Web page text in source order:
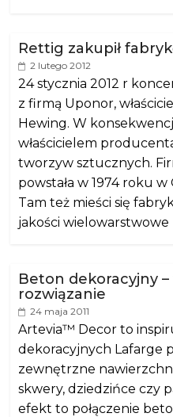
Rettig zakupił
2 lutego 2012
24 stycznia 2012 r
z firmą Uponor,
Hewing. W
właścicielem
tworzyw sztucznych.
powstała w 1974 roku
Tam też mieści się
jakości
Beton dekoracyjny
rozwiązanie
24 maja 2011
Artevia™ Decor to
dekoracyjnych Lafarge
zewnętrzne
skwery, dziedzińce czy
efekt to połączenie